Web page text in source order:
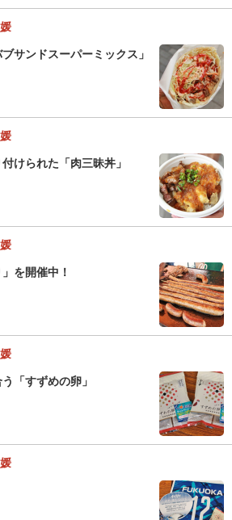
サンドスーパーミックス」
けられた「肉三昧丼」
」を開催中！
う「すずめの卵」